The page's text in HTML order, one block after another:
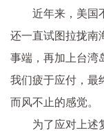
近年来，美国
还一直试图拉拢南
事端，再加上台湾
我们疲于应付，最
而风不止的感觉。
为了应对上述